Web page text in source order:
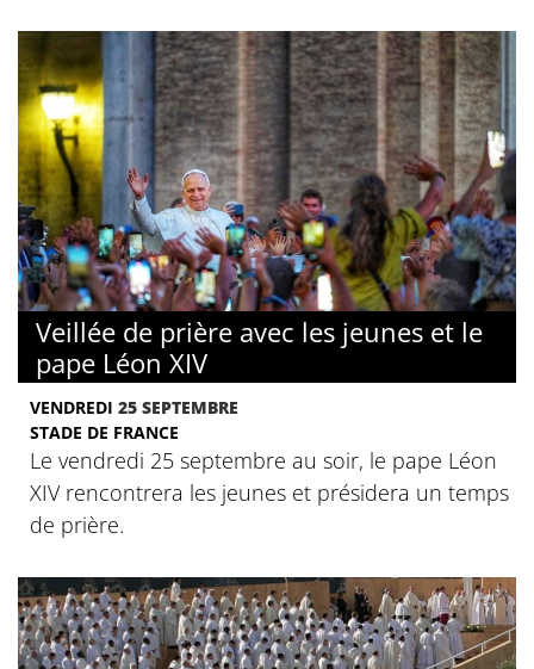
Veillée de prière avec les jeunes et le
pape Léon XIV
VENDREDI 25 SEPTEMBRE
STADE DE FRANCE
Le vendredi 25 septembre au soir, le pape Léon
XIV rencontrera les jeunes et présidera un temps
de prière.